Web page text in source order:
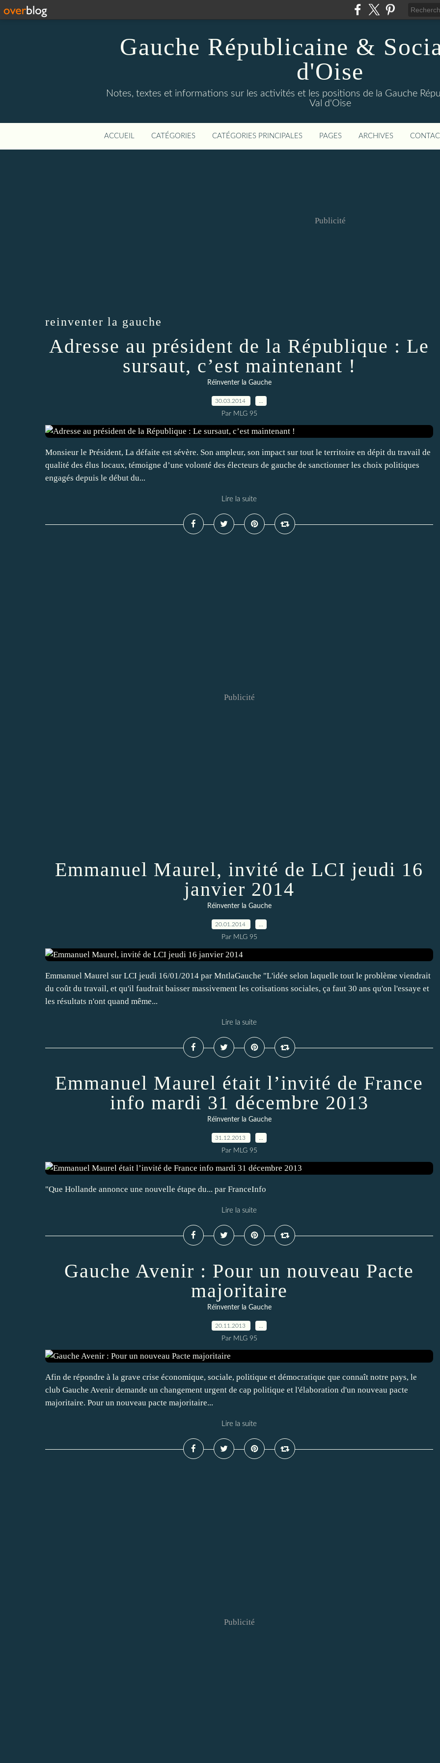
Gauche Républicaine &
d'Oise
Notes, textes et informations sur les activités et les positions de la Gauche
Val d'Oise
ACCUEIL CATÉGORIES CATÉGORIES PRINCIPALES PAGES ARCHIVES
Publicité
reinventer la gauche
Adresse au président de la République : Le
sursaut, c’est maintenant !
Réinventer la Gauche
30.03.2014
Par MLG 95
Monsieur le Président, La défaite est sévère. Son ampleur, son impact sur tout le territoire en dépit du travail de
qualité des élus locaux, témoigne d’une volonté des électeurs de gauche de sanctionner les choix politiques
engagés depuis le début du...
Lire la suite
Publicité
Emmanuel Maurel, invité de LCI jeudi 16
janvier 2014
Réinventer la Gauche
20.01.2014
Par MLG 95
Emmanuel Maurel sur LCI jeudi 16/01/2014 par MntlaGauche "L'idée selon laquelle tout le problème viendrait
du coût du travail, et qu'il faudrait baisser massivement les cotisations sociales, ça faut 30 ans qu'on l'essaye et
les résultats n'ont quand même...
Lire la suite
Emmanuel Maurel était l’invité de France
info mardi 31 décembre 2013
Réinventer la Gauche
31.12.2013
Par MLG 95
"Que Hollande annonce une nouvelle étape du... par FranceInfo
Lire la suite
Gauche Avenir : Pour un nouveau Pacte
majoritaire
Réinventer la Gauche
20.11.2013
Par MLG 95
Afin de répondre à la grave crise économique, sociale, politique et démocratique que connaît notre pays, le
club Gauche Avenir demande un changement urgent de cap politique et l'élaboration d'un nouveau pacte
majoritaire. Pour un nouveau pacte majoritaire...
Lire la suite
Publicité